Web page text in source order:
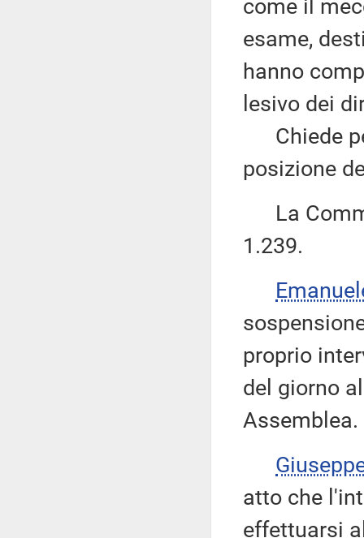
come il
esame,
hanno
lesivo dei
Chiede
posizione
La
1.239.
proprio
del giorno
Assemblea.
atto che
effettuarsi